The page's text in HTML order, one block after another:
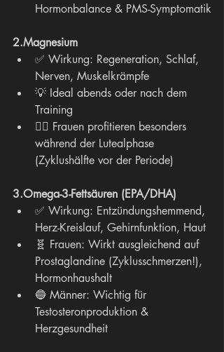
Hormonbalance & PMS-Symptomatik
2.Magnesium
✅ Wirkung: Regeneration, Schlaf,
Nerven, Muskelkrämpfe
💡 Ideal abends oder nach dem
Training
🧘‍♀️ Frauen profitieren besonders
während der Lutealphase
(Zyklushälfte vor der Periode)
3.Omega-3-Fettsäuren (EPA/DHA)
✅ Wirkung: Entzündungshemmend,
Herz-Kreislauf, Gehirnfunktion, Haut
🧬 Frauen: Wirkt ausgleichend auf
Prostaglandine (Zyklusschmerzen!),
Hormonhaushalt
🔵 Männer: Wichtig für
Testosteronproduktion &
Herzgesundheit